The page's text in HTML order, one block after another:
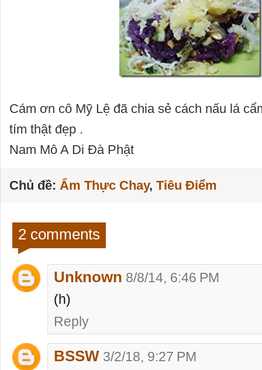
Cám ơn cô Mỹ Lệ đã chia sẻ cách nấu lá
tím thật đẹp .
Nam Mô A Di Đà Phật
Chủ đề: Ẩm Thực Chay, Tiêu Điểm
2 comments
Unknown 8/8/14, 6:46 PM
(h)
Reply
BSSW 3/2/18, 9:27 PM